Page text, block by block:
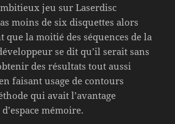
jeu sur Laserdisc
moins de six disquettes alors
que la moitié des séquences de la
se dit qu’il serait sans
des résultats tout aussi
faisant usage de contours
qui avait l’avantage
mémoire.